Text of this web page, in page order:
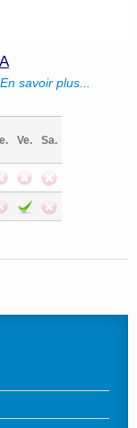
savoir plus...
Ve. Sa.